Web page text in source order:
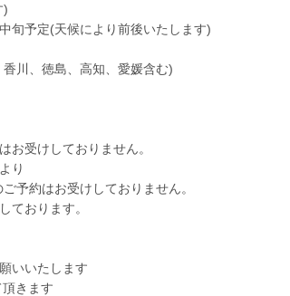
)
予定(天候により前後いたします)
川、徳島、高知、愛媛含む)
お受けしておりません。
り
予約はお受けしておりません。
ております。
いいたします
きます